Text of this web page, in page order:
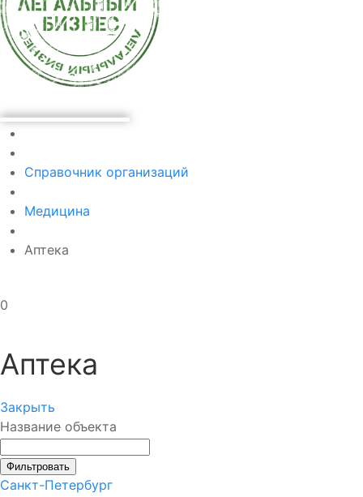
Справочник организаций
Медицина
Аптека
0
Аптека
Закрыть
Название объекта
Фильтровать
Санкт-Петербург